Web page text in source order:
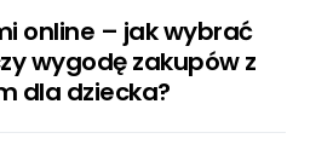
online – jak wybrać
wygodę zakupów z
dla dziecka?